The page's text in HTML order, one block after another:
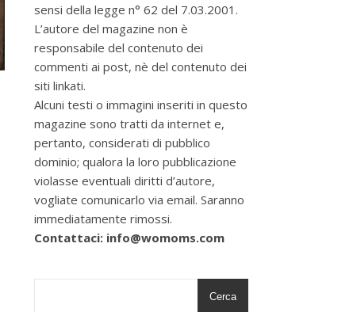
sensi della legge n° 62 del 7.03.2001.
L’autore del magazine non è
responsabile del contenuto dei
commenti ai post, nè del contenuto dei
siti linkati.
Alcuni testi o immagini inseriti in questo
magazine sono tratti da internet e,
pertanto, considerati di pubblico
dominio; qualora la loro pubblicazione
violasse eventuali diritti d’autore,
vogliate comunicarlo via email. Saranno
immediatamente rimossi.
Contattaci: info@womoms.com
Cerca